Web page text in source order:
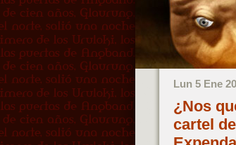
Lun 5 Ene
¿Nos
cartel